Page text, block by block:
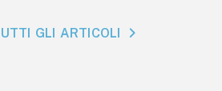
GLI ARTICOLI